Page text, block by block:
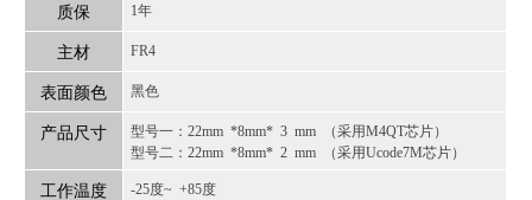
质保 1年
主材 FR4
表面颜色 黑色
产品尺寸
型号一：22mm *8mm* 3 mm （采用M4QT芯片）
型号二：22mm *8mm* 2 mm （采用Ucode7M芯片）
工作温度 -25度~ +85度